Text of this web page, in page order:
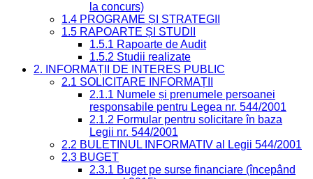
la concurs)
1.4 PROGRAME ȘI STRATEGII
1.5 RAPOARTE ȘI STUDII
1.5.1 Rapoarte de Audit
1.5.2 Studii realizate
2. INFORMAȚII DE INTERES PUBLIC
2.1 SOLICITARE INFORMAȚII
2.1.1 Numele și prenumele persoanei
responsabile pentru Legea nr. 544/2001
2.1.2 Formular pentru solicitare în baza
Legii nr. 544/2001
2.2 BULETINUL INFORMATIV al Legii 544/2001
2.3 BUGET
2.3.1 Buget pe surse financiare (începând